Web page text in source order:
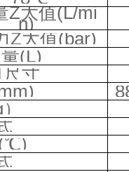
Z大值(L/mi
n)
Z大值(bar)
(L)
寸
）